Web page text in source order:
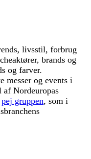
livsstil, forbrug
brands og
og farver.
messer og events i
af Nordeuropas
pej gruppen, som i